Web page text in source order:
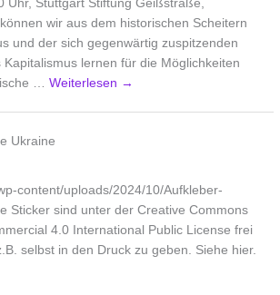
Uhr, Stuttgart Stiftung Geißstraße,
wir aus dem historischen Scheitern
und der sich gegenwärtig zuspitzenden
Kapitalismus lernen für die Möglichkeiten
…Weiterlesen →
Ukraine
content/uploads/2024/10/Aufkleber-
Sticker sind unter der Creative Commons
4.0 International Public License frei
selbst in den Druck zu geben. Siehe hier.